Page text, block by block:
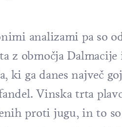
analizami pa so
z območja Dalmacije
ki ga danes največ
Vinska trta
proti jugu, in to